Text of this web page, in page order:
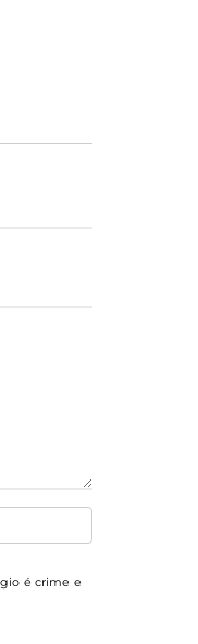
é crime e